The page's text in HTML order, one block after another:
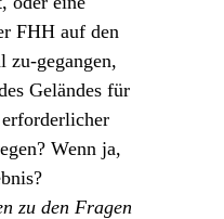
FHH auf den
zu-gegangen,
Geländes für
Wenn ja,
zu den Fragen